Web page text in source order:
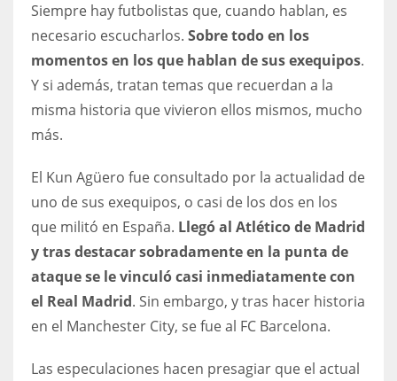
MIN
24
PIT
20
NE
16
OAK
Siempre hay futbolistas que, cuando hablan, es
necesario escucharlos. Sobre todo en los
momentos en los que hablan de sus exequipos.
Y si además, tratan temas que recuerdan a la
misma historia que vivieron ellos mismos, mucho
más.
El Kun Agüero fue consultado por la actualidad de
uno de sus exequipos, o casi de los dos en los
que militó en España. Llegó al Atlético de Madrid
y tras destacar sobradamente en la punta de
ataque se le vinculó casi inmediatamente con
el Real Madrid. Sin embargo, y tras hacer historia
en el Manchester City, se fue al FC Barcelona.
Las especulaciones hacen presagiar que el actual